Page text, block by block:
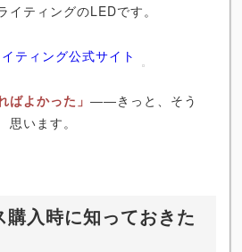
イティングのLEDです。
ティング公式サイト
ばよかった」 ――きっと、そう
思います。
入時に知っておきた